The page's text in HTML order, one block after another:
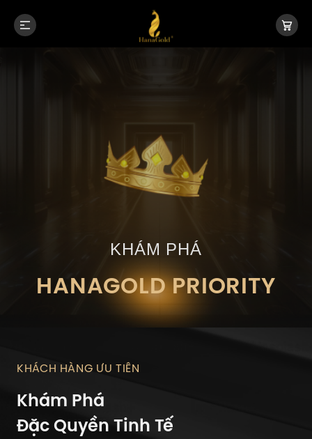
KHÁM PHÁ
HANAGOLD PRIORITY
KHÁCH HÀNG ƯU TIÊN
Khám Phá
Đặc Quyền Tinh Tế